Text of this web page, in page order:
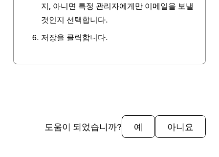
지, 아니면 특정 관리자에게만 이메일을 보낼
것인지 선택합니다.
저장을 클릭합니다.
도움이 되었습니까? 예 아니요